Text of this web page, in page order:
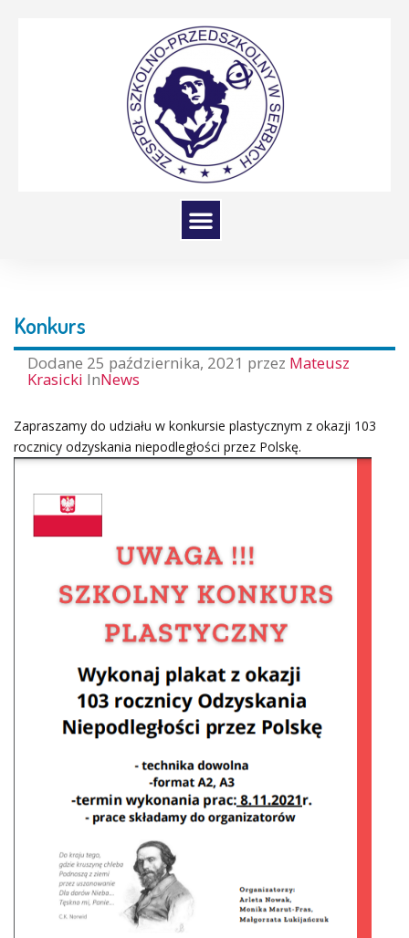
Konkurs
Dodane 25 października, 2021 przez Mateusz
Krasicki InNews
Zapraszamy do udziału w konkursie plastycznym z okazji 103
rocznicy odzyskania niepodległości przez Polskę.